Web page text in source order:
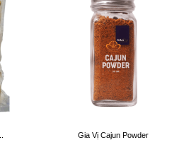
Gia Vị Cajun Powder